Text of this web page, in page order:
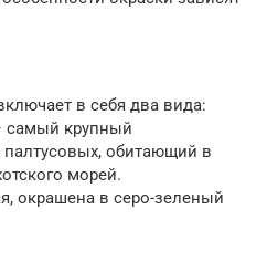
в себя два вида:
самый крупный
палтусовых, обитающий в
морей.
окрашена в серо-зеленый